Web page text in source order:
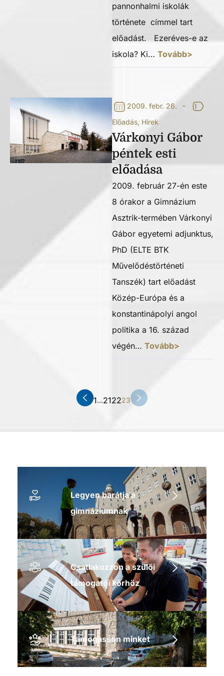
pannonhalmi iskolák
története címmel tart
előadást. Ezeréves-e az
iskola? Ki… Tovább>
2009. febr. 26. -
Előadás, Hírek
Várkonyi Gábor
péntek esti
előadása
2009. február 27-én este
8 órakor a Gimnázium
Asztrik-termében Várkonyi
Gábor egyetemi adjunktus,
PhD (ELTE BTK
Művelődéstörténeti
Tanszék) tart előadást
Közép-Európa és a
konstantinápolyi angol
politika a 16. század
végén… Tovább>
1…212223
Legyen barátja a
gimnáziumnak
Csatlakozzon a szülői
támogatói körhöz
Támogasson minket